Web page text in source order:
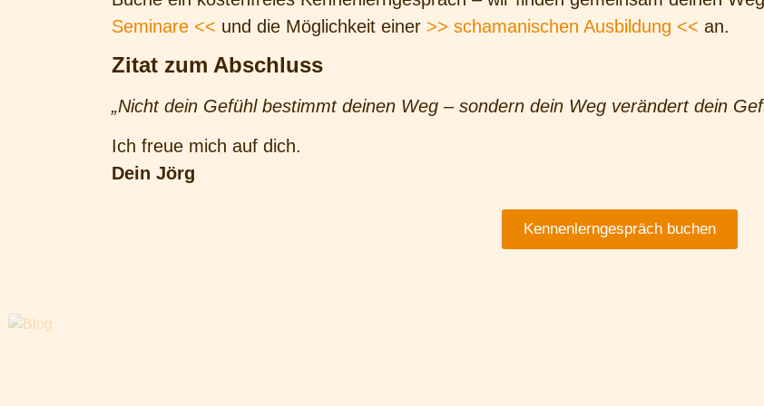
Seminare << und die Möglichkeit einer >> schamanischen Ausbildung << an.
Zitat zum Abschluss
„Nicht dein Gefühl bestimmt deinen Weg – sondern dein Weg verändert dein
Ich freue mich auf dich.
Dein Jörg
Kennenlerngespräch buchen